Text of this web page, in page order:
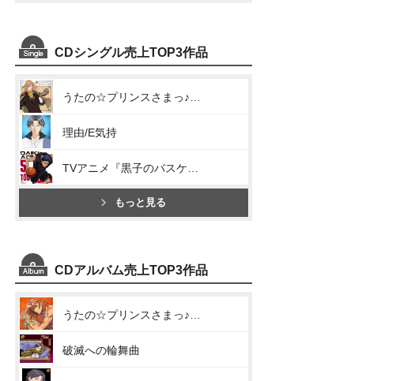
CDシングル売上TOP3作品
理由/E気持
もっと見る
CDアルバム売上TOP3作品
破滅への輪舞曲